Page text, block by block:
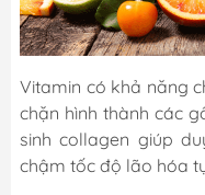
Vitamin có khả năng
chặn hình thành các
sinh collagen giúp
chậm tốc độ lão hóa